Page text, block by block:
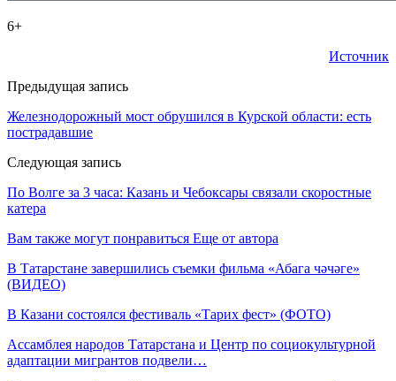
6+
Источник
Предыдущая запись
Железнодорожный мост обрушился в Курской области: есть
пострадавшие
Следующая запись
По Волге за 3 часа: Казань и Чебоксары связали скоростные
катера
Вам также могут понравиться Еще от автора
В Татарстане завершились съемки фильма «Абага чәчәге»
(ВИДЕО)
В Казани состоялся фестиваль «Тарих фест» (ФОТО)
Ассамблея народов Татарстана и Центр по социокультурной
адаптации мигрантов подвели…